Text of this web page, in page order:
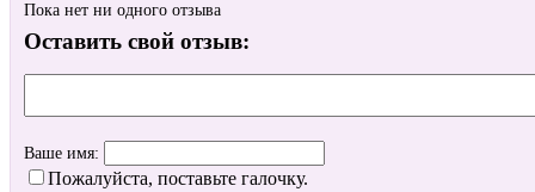
Пока нет ни одного отзыва
Оставить свой отзыв:
Ваше имя:
Пожалуйста, поставьте галочку.